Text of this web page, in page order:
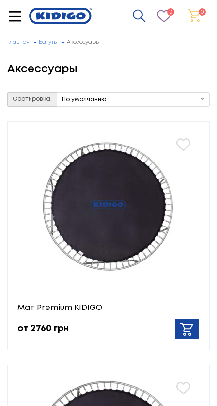
0 0
Главная Батуты Аксессуары
Аксессуары
Сортировка: По умолчанию
Мат Premium KIDIGO
от 2760 грн